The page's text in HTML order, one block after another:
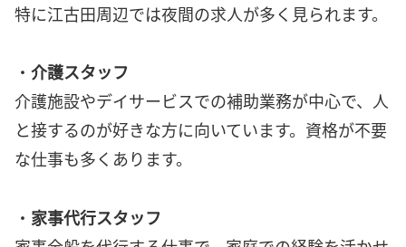
特に江古田周辺では夜間の求人が多く見られます。
・ 介護スタッフ
介護施設やデイサービスでの補助業務が中心で、人
と接するのが好きな方に向いています。資格が不要
な仕事も多くあります。
・ 家事代行スタッフ